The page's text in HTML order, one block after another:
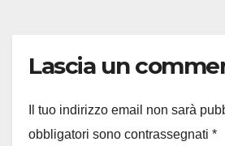
Lascia un
Il tuo indirizzo email non sarà
obbligatori sono contrassegnati *